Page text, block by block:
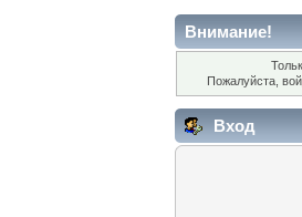
Внимание!
Пожалуйста,
Вход